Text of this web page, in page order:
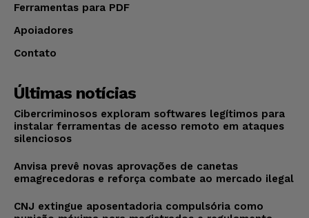
Ferramentas para PDF
Apoiadores
Contato
Últimas notícias
Cibercriminosos exploram softwares legítimos para
instalar ferramentas de acesso remoto em ataques
silenciosos
Anvisa prevê novas aprovações de canetas
emagrecedoras e reforça combate ao mercado ilegal
CNJ extingue aposentadoria compulsória como